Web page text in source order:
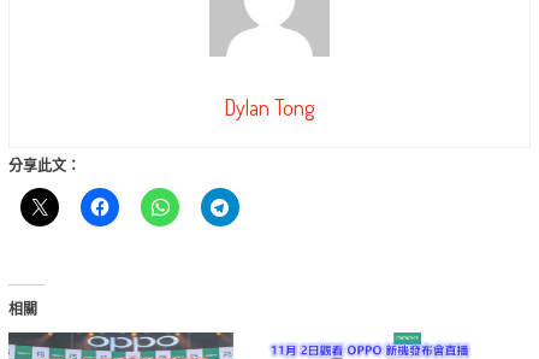
Dylan Tong
分享此文：
相關